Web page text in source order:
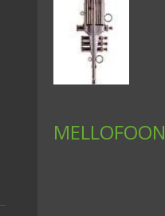
MELLOFOON